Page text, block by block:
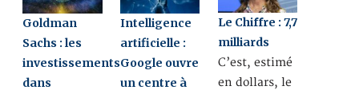
Goldman
Sachs : les
investissements
dans
Intelligence
artificielle :
Google ouvre
un centre à
Le Chiffre : 7,7
milliards
C’est, estimé
en dollars, le